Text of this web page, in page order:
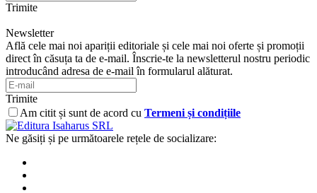
Trimite
Newsletter
Află cele mai noi apariții editoriale și cele mai noi oferte și promoții
direct în căsuța ta de e-mail. Înscrie-te la newsletterul nostru periodic
introducând adresa de e-mail în formularul alăturat.
Trimite
Am citit și sunt de acord cu Termeni și condițiile
Ne găsiți și pe următoarele rețele de socializare: